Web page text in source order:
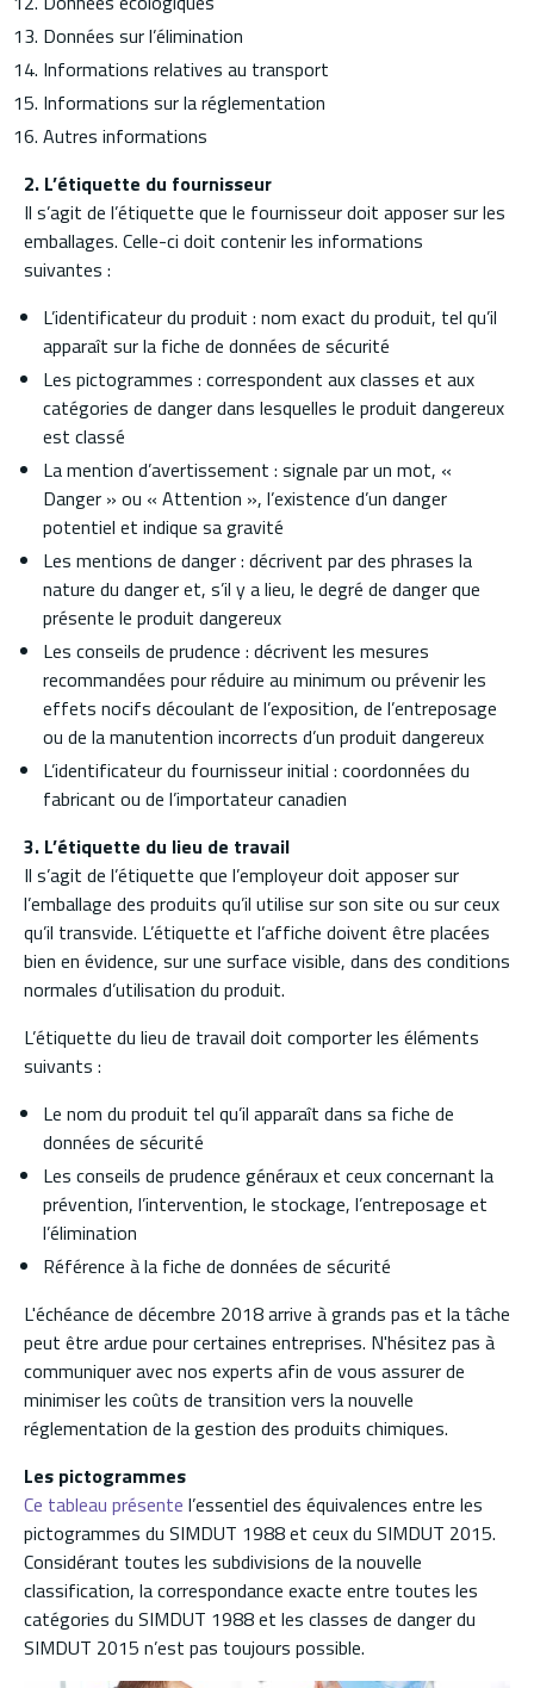
Données sur l’élimination
Informations relatives au transport
Informations sur la réglementation
Autres informations
2. L’étiquette du fournisseur
Il s’agit de l’étiquette que le fournisseur doit apposer sur les
emballages. Celle-ci doit contenir les informations
suivantes :
L’identificateur du produit : nom exact du produit, tel qu’il
apparaît sur la fiche de données de sécurité
Les pictogrammes : correspondent aux classes et aux
catégories de danger dans lesquelles le produit dangereux
est classé
La mention d’avertissement : signale par un mot, «
Danger » ou « Attention », l’existence d’un danger
potentiel et indique sa gravité
Les mentions de danger : décrivent par des phrases la
nature du danger et, s’il y a lieu, le degré de danger que
présente le produit dangereux
Les conseils de prudence : décrivent les mesures
recommandées pour réduire au minimum ou prévenir les
effets nocifs découlant de l’exposition, de l’entreposage
ou de la manutention incorrects d’un produit dangereux
L’identificateur du fournisseur initial : coordonnées du
fabricant ou de l’importateur canadien
3. L’étiquette du lieu de travail
Il s’agit de l’étiquette que l’employeur doit apposer sur
l’emballage des produits qu’il utilise sur son site ou sur ceux
qu’il transvide. L’étiquette et l’affiche doivent être placées
bien en évidence, sur une surface visible, dans des conditions
normales d’utilisation du produit.
L’étiquette du lieu de travail doit comporter les éléments
suivants :
Le nom du produit tel qu’il apparaît dans sa fiche de
données de sécurité
Les conseils de prudence généraux et ceux concernant la
prévention, l’intervention, le stockage, l’entreposage et
l’élimination
Référence à la fiche de données de sécurité
L'échéance de décembre 2018 arrive à grands pas et la tâche
peut être ardue pour certaines entreprises. N'hésitez pas à
communiquer avec nos experts afin de vous assurer de
minimiser les coûts de transition vers la nouvelle
réglementation de la gestion des produits chimiques.
Les pictogrammes
Ce tableau présente l’essentiel des équivalences entre les
pictogrammes du SIMDUT 1988 et ceux du SIMDUT 2015.
Considérant toutes les subdivisions de la nouvelle
classification, la correspondance exacte entre toutes les
catégories du SIMDUT 1988 et les classes de danger du
SIMDUT 2015 n’est pas toujours possible.